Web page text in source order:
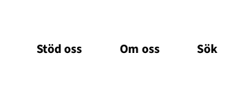
Stöd oss Om oss Sök